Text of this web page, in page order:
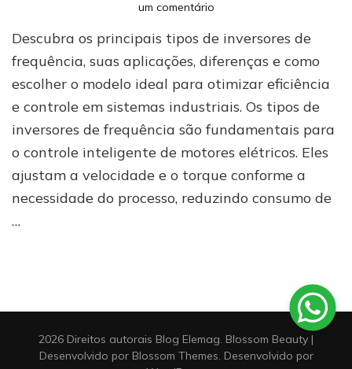
um comentárioem
são
os
de
inversores
frequência
Descubra os principais tipos de inversores de
frequência, suas aplicações, diferenças e como
escolher o modelo ideal para otimizar eficiência
e controle em sistemas industriais. Os tipos de
inversores de frequência são fundamentais para
o controle inteligente de motores elétricos. Eles
ajustam a velocidade e o torque conforme a
necessidade do processo, reduzindo consumo de
…
2026 Direitos autorais Blog Elemag. Blossom Beauty |
Desenvolvido por Blossom Themes. Desenvolvido por